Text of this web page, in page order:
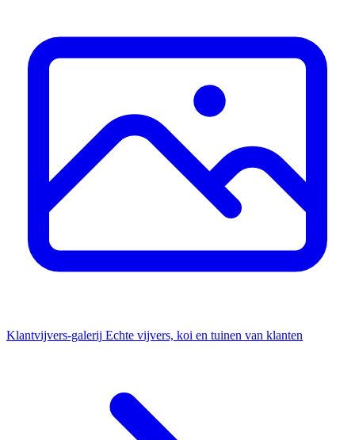
Klantvijvers-galerij Echte vijvers, koi en tuinen van klanten